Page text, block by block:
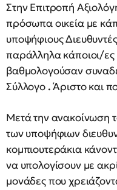
Στην Επιτροπή
πρόσωπα οικεία με
υποψήφιους
παράλληλα κάποιοι/
βαθμολογούσαν
Σύλλογο.Άριστο και
Μετά την ανακοίνωση
των υποψήφιων
κομπιουτεράκια
να υπολογίσουν με
μονάδες που